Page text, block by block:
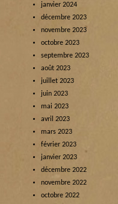
janvier 2024
décembre 2023
novembre 2023
octobre 2023
septembre 2023
août 2023
juillet 2023
juin 2023
mai 2023
avril 2023
mars 2023
février 2023
janvier 2023
décembre 2022
novembre 2022
octobre 2022